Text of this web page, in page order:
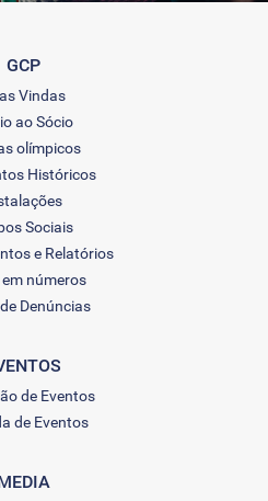
GCP
Vindas
ao Sócio
olímpicos
Históricos
Sociais
e Relatórios
números
Denúncias
de Eventos
de Eventos